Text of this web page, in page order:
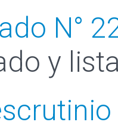
N°
y